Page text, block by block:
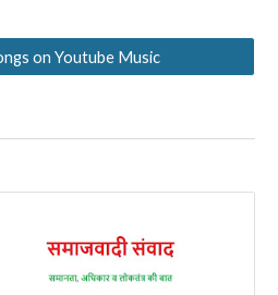
on Youtube Music